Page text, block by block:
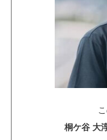
桐ケ谷 大